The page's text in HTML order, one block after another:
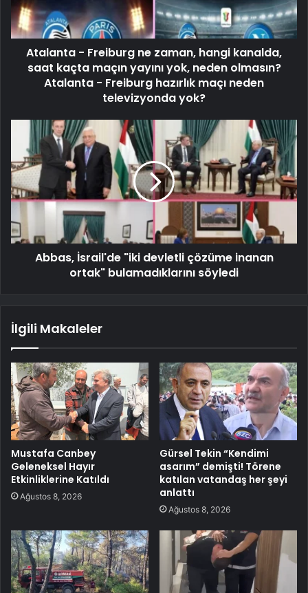
Atalanta - Freiburg ne zaman, hangi kanalda,
saat kaçta maçın yayını yok, neden olmasın?
Atalanta - Freiburg hazırlık maçı neden
televizyonda yok?
Abbas, İsrail'de "iki devletli çözüme inanan
ortak" bulamadıklarını söyledi
İlgili Makaleler
Mustafa Canbey
Geleneksel Hayır
Etkinliklerine Katıldı
Ağustos 8, 2026
Gürsel Tekin “Kendimi
asarım” demişti! Törene
katılan vatandaş her şeyi
anlattı
Ağustos 8, 2026